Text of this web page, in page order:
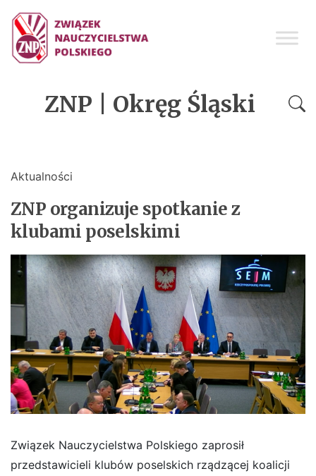
ZNP | Okręg Śląski
Aktualności
ZNP organizuje spotkanie z
klubami poselskimi
Związek Nauczycielstwa Polskiego zaprosił
przedstawicieli klubów poselskich rządzącej koalicji